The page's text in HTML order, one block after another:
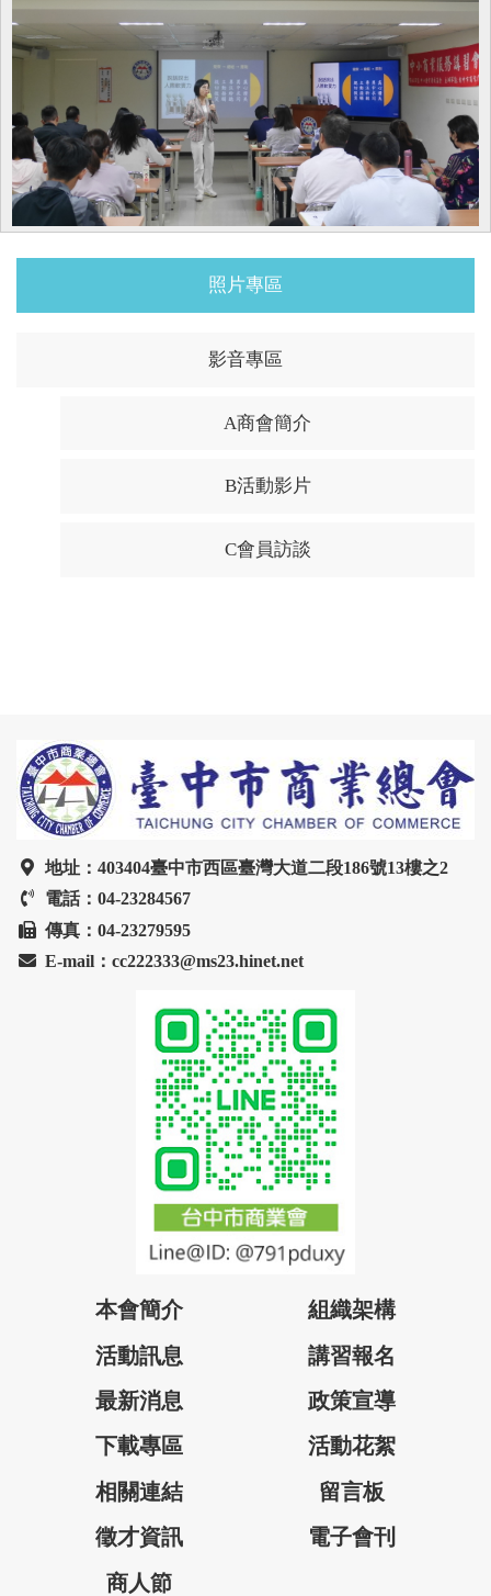
照片專區
影音專區
A商會簡介
B活動影片
C會員訪談
地址：403404臺中市西區臺灣大道二段186號13樓之2
電話：04-23284567
傳真：04-23279595
E-mail：cc222333@ms23.hinet.net
本會簡介
組織架構
活動訊息
講習報名
最新消息
政策宣導
下載專區
活動花絮
相關連結
留言板
徵才資訊
電子會刊
商人節